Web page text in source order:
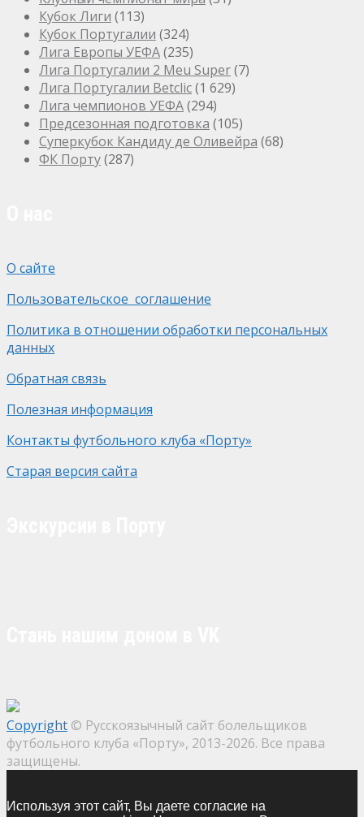
Кубок Лиги (113)
Кубок Португалии (324)
Лига Европы УЕФА(235)
Лига Португалии 2 Meu Super(7)
Лига Португалии Betclic(1 629)
Лига чемпионов УЕФА(294)
Предсезонная подготовка (105)
Суперкубок Кандиду де Оливейра (68)
ФК Порту(287)
О сайте
Пользовательское соглашение
Политика в отношении обработки персональных
данных
Обратная связь
Полезная информация
Контакты футбольного клуба «Порту»
Старая версия сайта
Copyright © Русскоязычный сайт болельщиков
футбольного клуба «Порту», 2013-2026. Все права
защищены.
Используя этот сайт, Вы даете согласие на